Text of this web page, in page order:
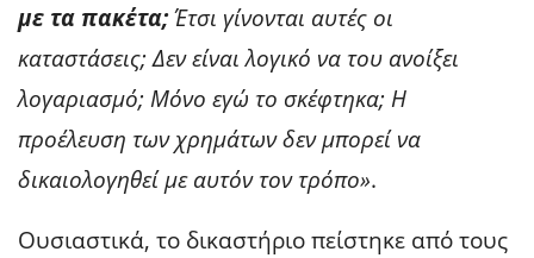
με τα πακέτα;Έτσι γίνονται αυτές οι
καταστάσεις; Δεν είναι λογικό να του ανοίξει
λογαριασμό; Μόνο εγώ το σκέφτηκα; Η
προέλευση των χρημάτων δεν μπορεί να
δικαιολογηθεί με αυτόν τον τρόπο».
Ουσιαστικά, το δικαστήριο πείστηκε από τους